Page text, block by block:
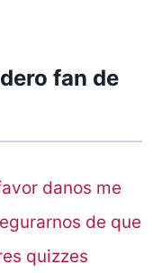
fan de
danos me
de que
quizzes